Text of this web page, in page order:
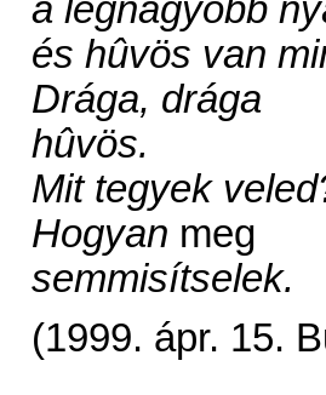
a legnagyobb
és hûvös van
Drága, drága
hûvös.
Mit tegyek
Hogyan meg
semmisítselek.
(1999. ápr. 15.